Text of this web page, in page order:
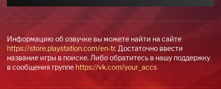
Информацию об озвучке вы можете найти на сайте
https://store.playstation.com/en-tr. Достаточно ввести
название игры в поиске. Либо обратитесь в нашу поддержку
в сообщения группе https://vk.com/your_accs